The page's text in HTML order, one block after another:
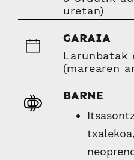
uretan)
GARAIA
Larunbatak
(marearen
BARNE